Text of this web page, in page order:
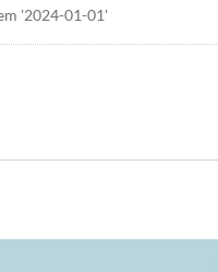
'2024-01-01'